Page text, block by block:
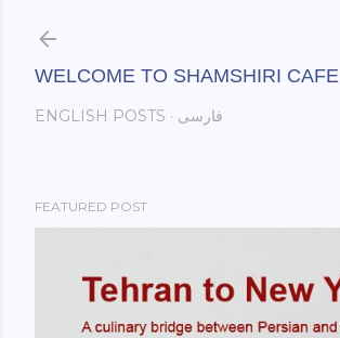
WELCOME TO SHAMSHIRI CAFE
ENGLISH POSTS فارسی
FEATURED POST